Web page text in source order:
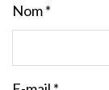
Nom*